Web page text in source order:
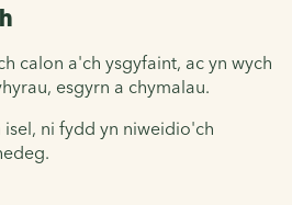
calon a'ch ysgyfaint, ac yn wych
esgyrn a chymalau.
ni fydd yn niweidio'ch